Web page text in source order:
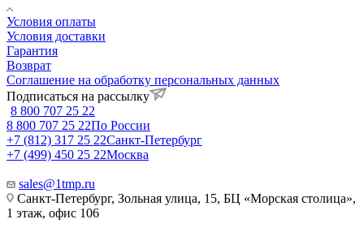
Условия оплаты
Условия доставки
Гарантия
Возврат
Соглашение на обработку персональных данных
Подписаться на рассылку
8 800 707 25 22
8 800 707 25 22По России
+7 (812) 317 25 22Санкт-Петербург
+7 (499) 450 25 22Москва
sales@1tmp.ru
Санкт-Петербург, Зольная улица, 15, БЦ «Морская столица»,
1 этаж, офис 106